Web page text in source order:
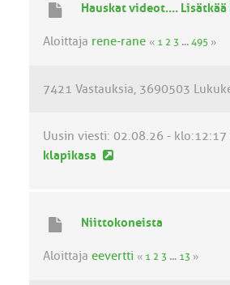
v
s
i
Hauskat videot.... Lisätkää
Aloittaja rene-rane « 1 2 3 ... 495 »
7421 Vastauksia 3690503
Uusin viesti: 02.08.26 - klo:12:17
klapikasa
U
v
Niittokoneista
Aloittaja eevertti « 1 2 3 ... 13 »